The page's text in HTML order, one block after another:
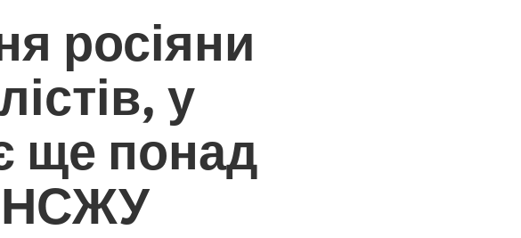
росіяни
у
ще понад
НСЖУ